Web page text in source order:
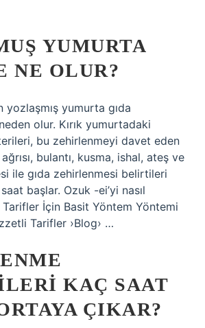
YUMURTA
NE OLUR?
yozlaşmış yumurta gıda
olur. Kırık yumurtadaki
bu zehirlenmeyi davet eden
bulantı, kusma, ishal, ateş ve
ile gıda zehirlenmesi belirtileri
başlar. Ozuk -ei’yi nasıl
Tarifler İçin Basit Yöntem Yöntemi
Tarifler ›Blog› …
KAÇ SAAT
ÇIKAR?